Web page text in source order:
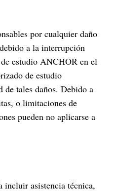
por cualquier daño
a la interrupción
estudio ANCHOR en el
de estudio
tales daños. Debido a
o limitaciones de
pueden no aplicarse a
incluir asistencia técnica,